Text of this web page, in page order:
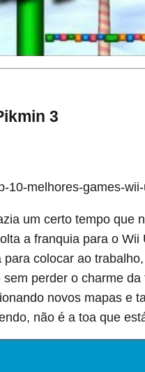
3
um certo tempo que
a franquia para o
para colocar ao
sem perder o charme
novos mapas e
não é a toa que